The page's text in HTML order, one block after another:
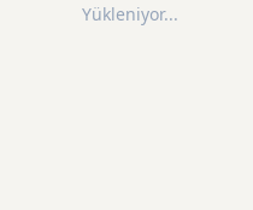
Yükleniyor...